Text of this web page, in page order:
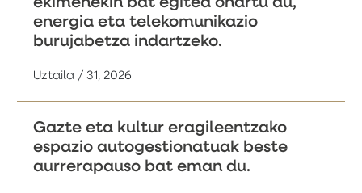
energia eta telekomunikazio
burujabetza indartzeko.
Uztaila / 31, 2026
Gazte eta kultur eragileentzako
espazio autogestionatuak beste
aurrerapauso bat eman du.